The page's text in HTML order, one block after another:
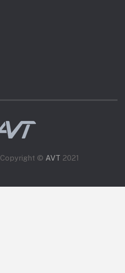
Copyright © AVT 2021